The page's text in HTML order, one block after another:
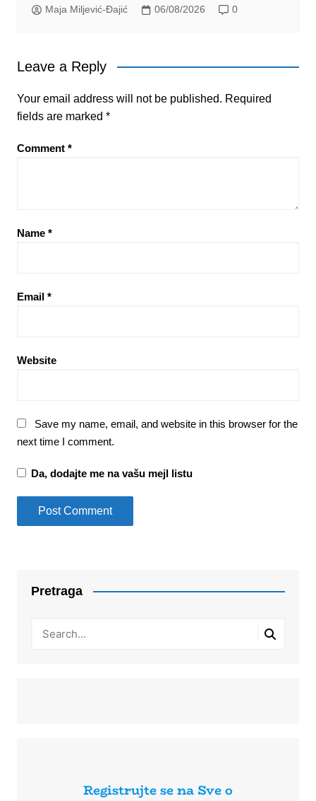
Maja Miljević-Đajić 06/08/2026 0
Leave a Reply
Your email address will not be published. Required
fields are marked *
Comment *
Name *
Email *
Website
Save my name, email, and website in this browser for the
next time I comment.
Da, dodajte me na vašu mejl listu
Pretraga
Registrujte se na Sve o